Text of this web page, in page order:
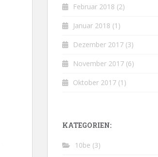
Februar 2018 (2)
Januar 2018 (1)
Dezember 2017 (3)
November 2017 (6)
Oktober 2017 (1)
KATEGORIEN:
10be (3)